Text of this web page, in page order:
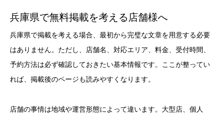
兵庫県で無料掲載を考える店舗様へ
兵庫県で掲載を考える場合、最初から完璧な文章を用意する必要
はありません。ただし、店舗名、対応エリア、料金、受付時間、
予約方法は必ず確認しておきたい基本情報です。ここが整ってい
れば、掲載後のページも読みやすくなります。
店舗の事情は地域や運営形態によって違います。大型店、個人